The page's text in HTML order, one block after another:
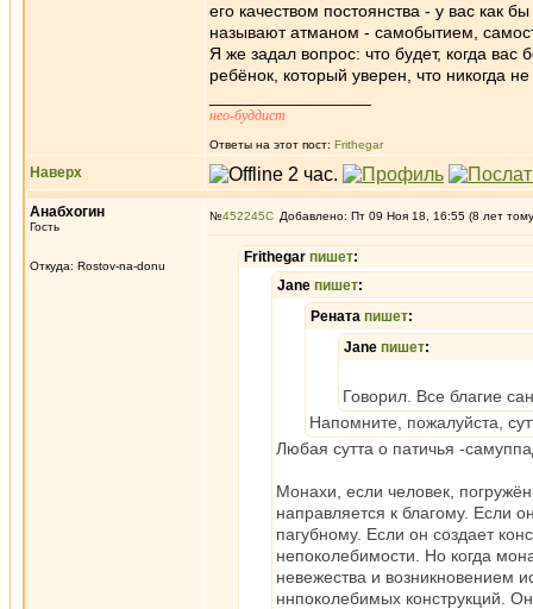
его качеством постоянства - у вас как
называют атманом - самобытием,
Я же задал вопрос: что будет, когда
ребёнок, который уверен, что никогда
нео-буддист
Ответы на этот пост: Frithegar
Наверх
Анабхогин
Гость
Откуда: Rostov-na-donu
№452245 Добавлено: Пт 09 Ноя 18, 16:55 (8 лет
Frithegar пишет:
Jane пишет:
Рената пишет:
Jane пишет:
Говорил. Все благие
Напомните, пожалуйста,
Любая сутта о патичья -
Монахи, если человек,
направляется к благому. Если
пагубному. Если он создает
непоколебимости. Но когда
невежества и возникновением
ннпоколебимых конструкций.